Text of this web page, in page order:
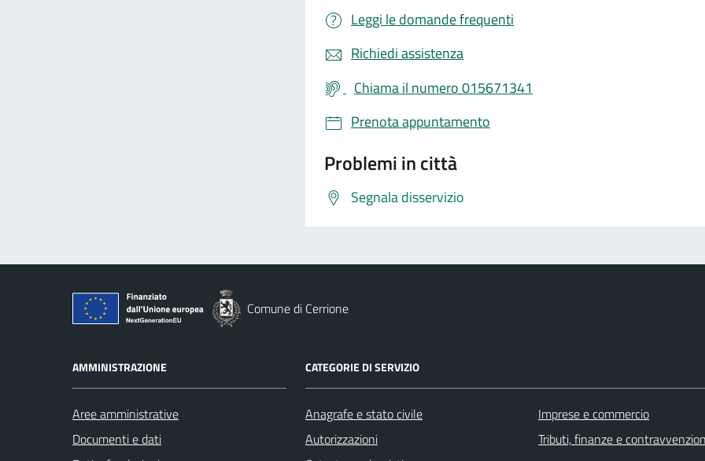
Leggi le domande frequenti
Richiedi assistenza
Chiama il numero 015671341
Prenota appuntamento
Problemi in città
Segnala disservizio
Comune di Cerrione
AMMINISTRAZIONE
Aree amministrative
Documenti e dati
CATEGORIE DI SERVIZIO
Anagrafe e stato civile
Autorizzazioni
Imprese e commercio
Tributi, finanze e